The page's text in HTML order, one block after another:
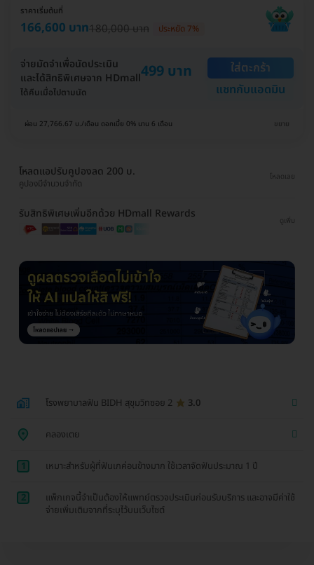
ราคาเริ่มต้นที่
166,600 บาท180,000 บาท ประหยัด 7%
จ่ายมัดจำเพื่อนัดประเมิน
และได้สิทธิพิเศษจาก HDmall499 บาท
ได้คืนเมื่อไปตามนัด
ใส่ตะกร้า
แชทกับแอดมิน
ผ่อน 27,766.67 บ./เดือน ดอกเบี้ย 0% นาน 6 เดือน ขยาย
โหลดแอปรับคูปองลด 200 บ.
คูปองมีจำนวนจำกัด
โหลดเลย
รับสิทธิพิเศษเพิ่มอีกด้วย HDmall Rewards
ดูเพิ่ม
โรงพยาบาลฟัน BIDH สุขุมวิทซอย 2 3.0
คลองเตย
1 เหมาะสำหรับผู้ที่ฟันเกค่อนข้างมาก ใช้เวลาจัดฟันประมาณ 1 ปี
2
แพ็กเกจนี้จำเป็นต้องให้แพทย์ตรวจประเมินก่อนรับบริการ และอาจมีค่าใช้
จ่ายเพิ่มเติมจากที่ระบุไว้บนเว็บไซต์